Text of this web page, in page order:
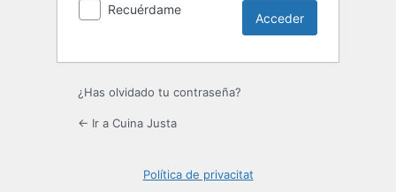
Recuérdame
¿Has olvidado tu contraseña?
← Ir a Cuina Justa
Política de privacitat